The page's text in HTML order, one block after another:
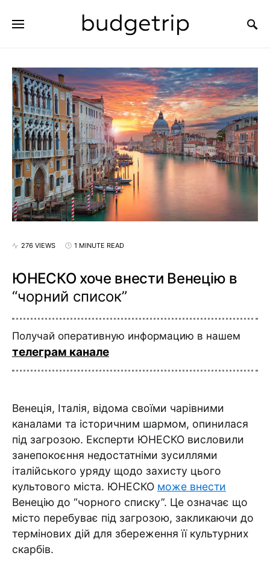
276 VIEWS 1 MINUTE READ
ЮНЕСКО хоче внести Венецію в
“чорний список”
Получай оперативную информацию в нашем
телеграм канале
Венеція, Італія, відома своїми чарівними
каналами та історичним шармом, опинилася
під загрозою. Експерти ЮНЕСКО висловили
занепокоєння недостатніми зусиллями
італійського уряду щодо захисту цього
культового міста. ЮНЕСКО може внести
Венецію до “чорного списку”. Це означає що
місто перебуває під загрозою, закликаючи до
термінових дій для збереження її культурних
скарбів.